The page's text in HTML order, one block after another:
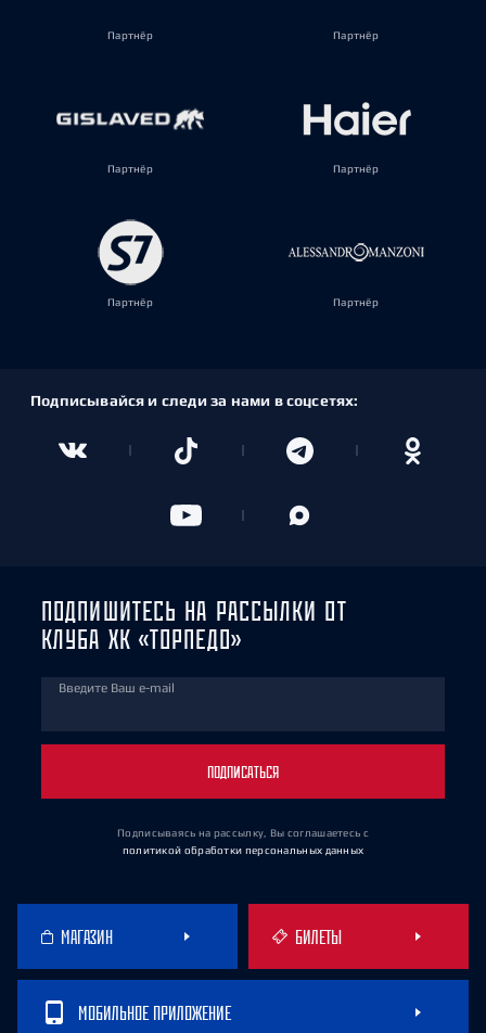
Партнёр Партнёр
Партнёр Партнёр
Партнёр Партнёр
Подписывайся и следи за нами в соцсетях:
ПОДПИШИТЕСЬ НА РАССЫЛКИ ОТ
КЛУБА ХК «ТОРПЕДО»
Введите Ваш e-mail
ПОДПИСАТЬСЯ
Подписываясь на рассылку, Вы соглашаетесь с
политикой обработки персональных данных
МАГАЗИН БИЛЕТЫ
МОБИЛЬНОЕ ПРИЛОЖЕНИЕ